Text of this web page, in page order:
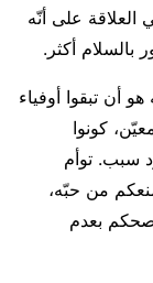
على أنّه
بالسلام أكثر.
أن تبقوا أوفياء
كونوا
سبب. توأم
من حبّه،
بعدم